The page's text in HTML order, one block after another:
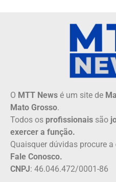
O MTT News é um site de
Mato Grosso.
Todos os profissionais são
exercer a função.
Quaisquer dúvidas procure a
Fale Conosco.
CNPJ: 46.046.472/0001-86